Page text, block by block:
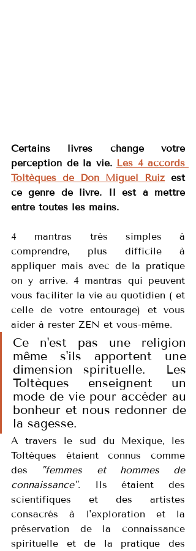
Certains livres change votre
perception de la vie. Les 4 accords
Toltèques de Don Miguel Ruiz est
ce genre de livre. Il est à mettre
entre toutes les mains.
4 mantras très simples à
comprendre, plus difficile à
appliquer mais avec de la pratique
on y arrive. 4 mantras qui peuvent
vous faciliter la vie au quotidien ( et
celle de votre entourage) et vous
aider à rester ZEN et vous-même.
Ce n'est pas une religion
même s'ils apportent une
dimension spirituelle.  Les
Toltèques enseignent un
mode de vie pour accéder au
bonheur et nous redonner de
la sagesse.
A travers le sud du Mexique, les
Toltèques étaient connus comme
des
"femmes et hommes de
connaissance". Ils étaient des
scientifiques et des artistes
consacrés à l'exploration et la
préservation de la connaissance
spirituelle et de la pratique des